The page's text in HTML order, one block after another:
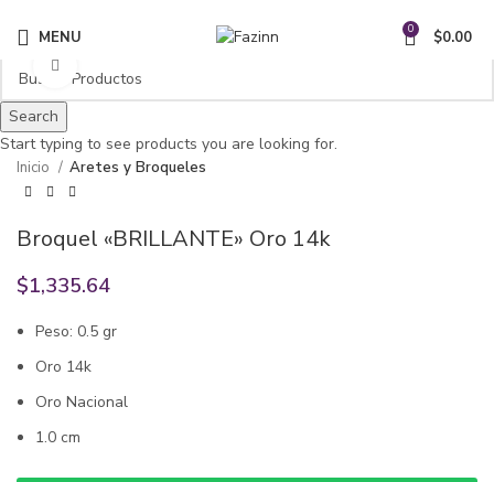
MENU 0 $0.00
Inicio Aretes y Broqueles
Broquel «BRILLANTE» Oro 14k
$1,335.64
Peso: 0.5 gr
Oro 14k
Oro Nacional
1.0 cm
Search
Start typing to see products you are looking for.